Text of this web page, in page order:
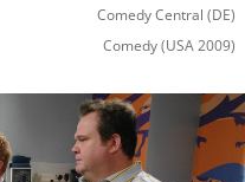
Comedy Central (DE)
Comedy(USA 2009)